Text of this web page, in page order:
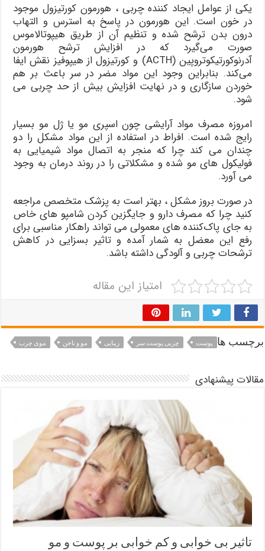
یکی از عوامل ایجاد کننده چربی ، هورمون کورتیزول موجود
در خون است. این هورمون در پاسخ به استرس و التهاب
درون بدن ترشح شده و تنظیم آن از طریق هیپوتالاموس
صورت می‌گیرد که در افزایش ترشح هورمون
آدرنوکورتیکوتروپین (ACTH) و کورتیزول از هیپوفیز نقش ایفا
می‌کند. بنابراین وجود این مواد مضر در سر باعث بر هم
خوردن سازگاری و در نهایت افزایش بیش از حد چربی می
شود.
امروزه مصرف مواد آرایشی چون اسپری مو یا ژل مو بسیار
رایج شده است. افراط در استفاده از این مواد مشکل را دو
چندان می کند چرا که منجر به اتصال مواد شیمیایی به
فولیکول های مو شده و مشکلاتی را در روند درمان به وجود
می‌ آورد.
در صورت بروز مشکل ، بهتر است به پزشک متخصص مراجعه
کنید چرا که مصرف دارو و جایگزین کردن شامپو های خاص
به جای پاک‌کننده های معمولی می تواند راهکار مناسبی برای
رفع این معضل به شمار آمده و تاثیر بسزایی در کاهش
ترشحات چربی و آلودگی داشته باشد.
امتیاز این مقاله
برچسب ها پوست چربی پوست سر زیبایی مو و ناخن موی چرب
مقالات پیشنهادی
تاثیر بی خوابی و کم خوابی بر پوست و مو